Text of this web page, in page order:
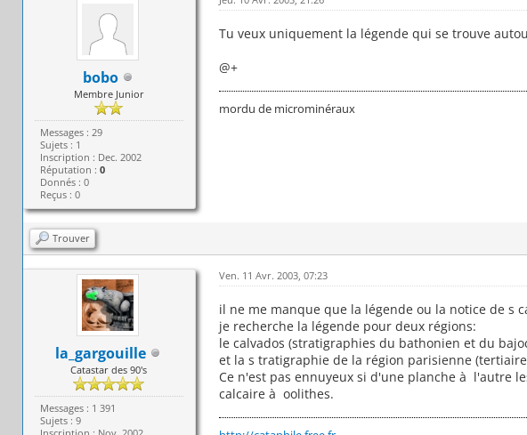
bobo
Membre Junior
Messages : 29
Sujets : 1
Inscription : Dec. 2002
Réputation : 0
Donnés : 0
Reçus : 0
Tu veux uniquement la légende qui se trouve
@+
mordu de microminéraux
Trouver
la_gargouille
Catastar des 90's
Messages : 1 391
Sujets : 9
Ven. 11 Avr. 2003, 07:23
il ne me manque que la légende ou la notice de s
je recherche la légende pour deux régions:
le calvados (stratigraphies du bathonien et du
et la s tratigraphie de la région parisienne
Ce n'est pas ennuyeux si d'une planche à l'autre
calcaire à oolithes.